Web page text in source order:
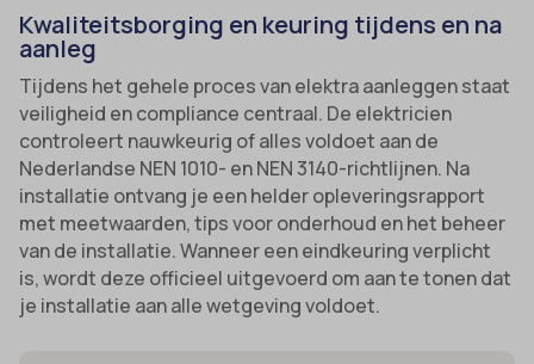
Kwaliteitsborging en keuring tijdens en na
aanleg
Tijdens het gehele proces van elektra aanleggen staat
veiligheid en compliance centraal. De elektricien
controleert nauwkeurig of alles voldoet aan de
Nederlandse NEN 1010- en NEN 3140-richtlijnen. Na
installatie ontvang je een helder opleveringsrapport
met meetwaarden, tips voor onderhoud en het beheer
van de installatie. Wanneer een eindkeuring verplicht
is, wordt deze officieel uitgevoerd om aan te tonen dat
je installatie aan alle wetgeving voldoet.